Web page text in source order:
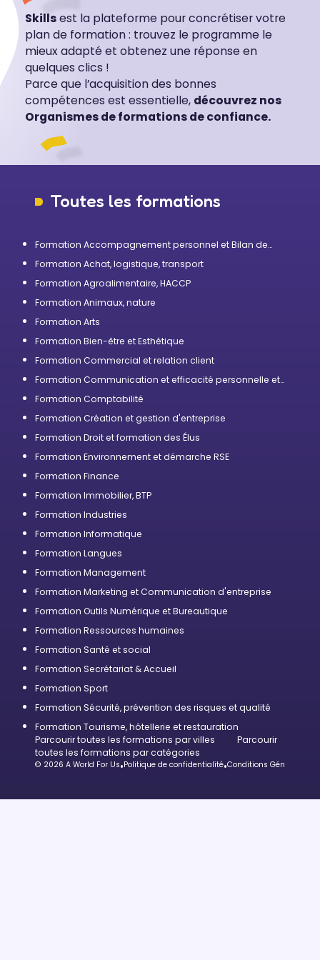
Skillsest la plateforme pour concrétiser votre
plan de formation : trouvez le programme le
mieux adapté et obtenez une réponse en
quelques clics !
Parce que l’acquisition des bonnes
compétences est essentielle, découvrez nos
Organismes de formations de confiance.
Toutes les formations
Formation Accompagnement personnel et Bilan de
Formation Achat, logistique, transport
Formation Agroalimentaire, HACCP
Formation Animaux, nature
Formation Arts
Formation Bien-être et Esthétique
Formation Commercial et relation client
Formation Communication et efficacité personnelle et
Formation Comptabilité
Formation Création et gestion d'entreprise
Formation Droit et formation des Élus
Formation Environnement et démarche RSE
Formation Finance
Formation Immobilier, BTP
Formation Industries
Formation Informatique
Formation Langues
Formation Management
Formation Marketing et Communication d'entreprise
Formation Outils Numérique et Bureautique
Formation Ressources humaines
Formation Santé et social
Formation Secrétariat & Accueil
Formation Sport
Formation Sécurité, prévention des risques et qualité
Formation Tourisme, hôtellerie et restauration
Parcourir toutes les formations par villes
Parcourir
toutes les formations par catégories
© 2026 A World For Us•Politique de confidentialité•Conditions Générales